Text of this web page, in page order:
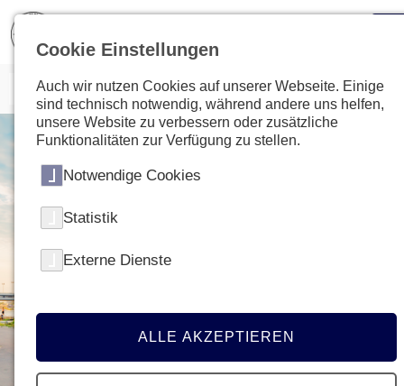
Cookie Einstellungen
Auch wir nutzen Cookies auf unserer Webseite. Einige
sind technisch notwendig, während andere uns helfen,
unsere Website zu verbessern oder zusätzliche
Funktionalitäten zur Verfügung zu stellen.
Notwendige Cookies
Statistik
Externe Dienste
ALLE AKZEPTIEREN